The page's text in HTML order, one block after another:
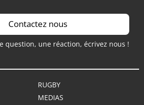
Contactez nous
question, une réaction, écrivez nous !
RUGBY
MEDIAS